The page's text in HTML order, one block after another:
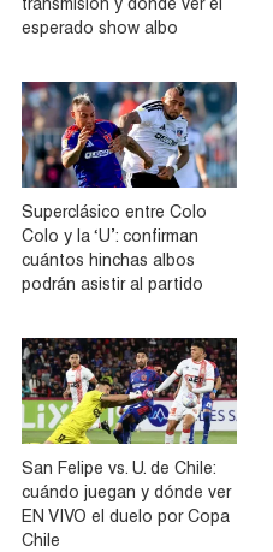
esperado show albo
Superclásico entre Colo
Colo y la ‘U’: confirman
cuántos hinchas albos
podrán asistir al partido
San Felipe vs. U. de Chile:
cuándo juegan y dónde ver
EN VIVO el duelo por Copa
Chile